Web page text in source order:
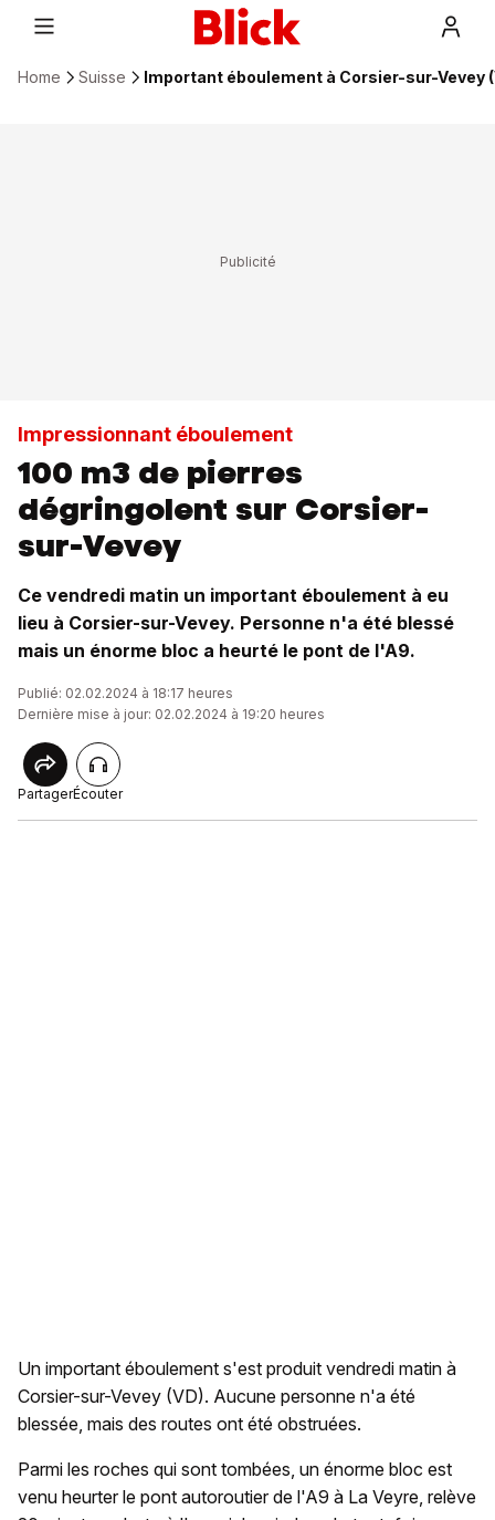
Home Suisse Important éboulement à Corsier-sur-Vevey
Impressionnant éboulement
100 m3 de pierres
dégringolent sur Corsier-
sur-Vevey
Ce vendredi matin un important éboulement à eu
lieu à Corsier-sur-Vevey. Personne n'a été blessé
mais un énorme bloc a heurté le pont de l'A9.
Publié: 02.02.2024 à 18:17 heures
Dernière mise à jour: 02.02.2024 à 19:20 heures
PartagerÉcouter
Un important éboulement s'est produit vendredi matin à
Corsier-sur-Vevey (VD). Aucune personne n'a été
blessée, mais des routes ont été obstruées.
Parmi les roches qui sont tombées, un énorme bloc est
venu heurter le pont autoroutier de l'A9 à La Veyre, relève